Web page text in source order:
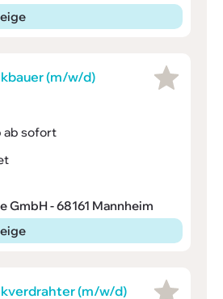
(m/w/d)
ab sofort
GmbH - 68161 Mannheim
(m/w/d)